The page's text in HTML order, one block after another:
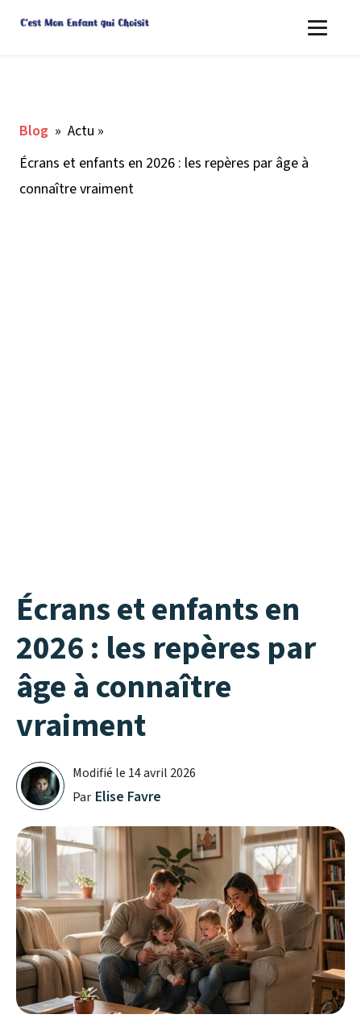
Blog » Actu »
Écrans et enfants en 2026 : les repères par âge à
connaître vraiment
Écrans et enfants en
2026 : les repères par
âge à connaître
vraiment
Modifié le 14 avril 2026
Par Elise Favre